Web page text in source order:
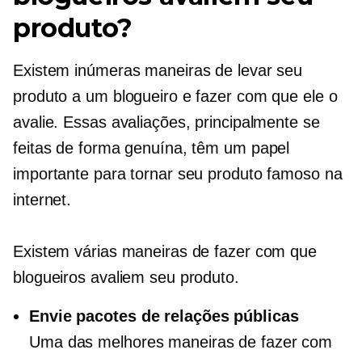
produto?
Existem inúmeras maneiras de levar seu
produto a um blogueiro e fazer com que ele o
avalie. Essas avaliações, principalmente se
feitas de forma genuína, têm um papel
importante para tornar seu produto famoso na
internet.
Existem várias maneiras de fazer com que
blogueiros avaliem seu produto.
Envie pacotes de relações públicas
Uma das melhores maneiras de fazer com